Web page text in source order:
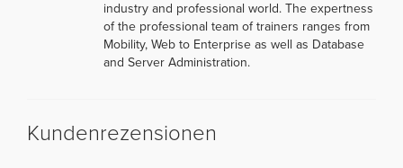
industry and professional world. The expertness
of the professional team of trainers ranges from
Mobility, Web to Enterprise as well as Database
and Server Administration.
Kundenrezensionen